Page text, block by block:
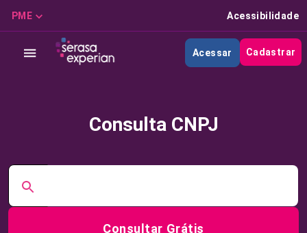
PME Acessibilidade
Acessar Cadastrar
Consulta CNPJ
Consultar Grátis